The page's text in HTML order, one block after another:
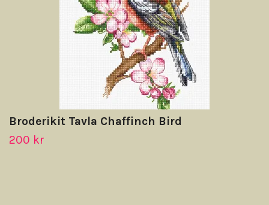
Broderikit Tavla Chaffinch Bird
200 kr